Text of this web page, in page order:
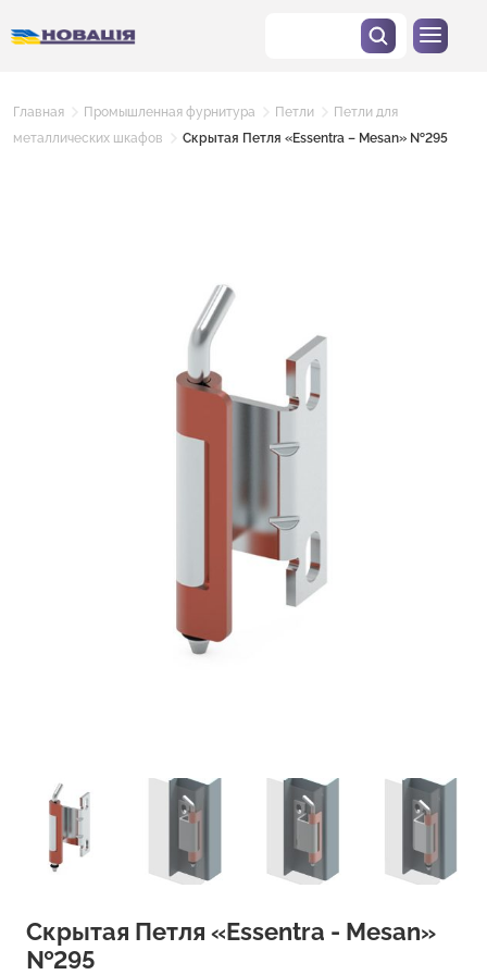
Главная Промышленная фурнитура Петли
Петли для
металлических шкафов
Скрытая Петля «Essentra – Mesan» №295
Скрытая Петля «Essentra - Mesan»
№295